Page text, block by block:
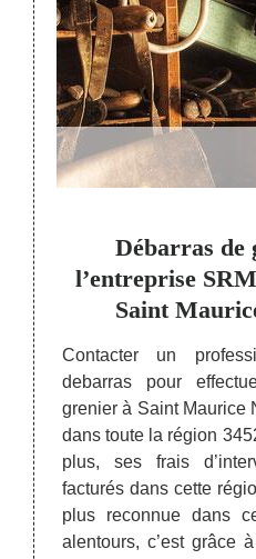
un
est
Débarras de
l’entreprise
Saint
Contacter un
debarras pour
grenier à Saint Maurice
dans toute la région
plus, ses frais
facturés dans cette
plus reconnue dans
alentours, c’est grâce